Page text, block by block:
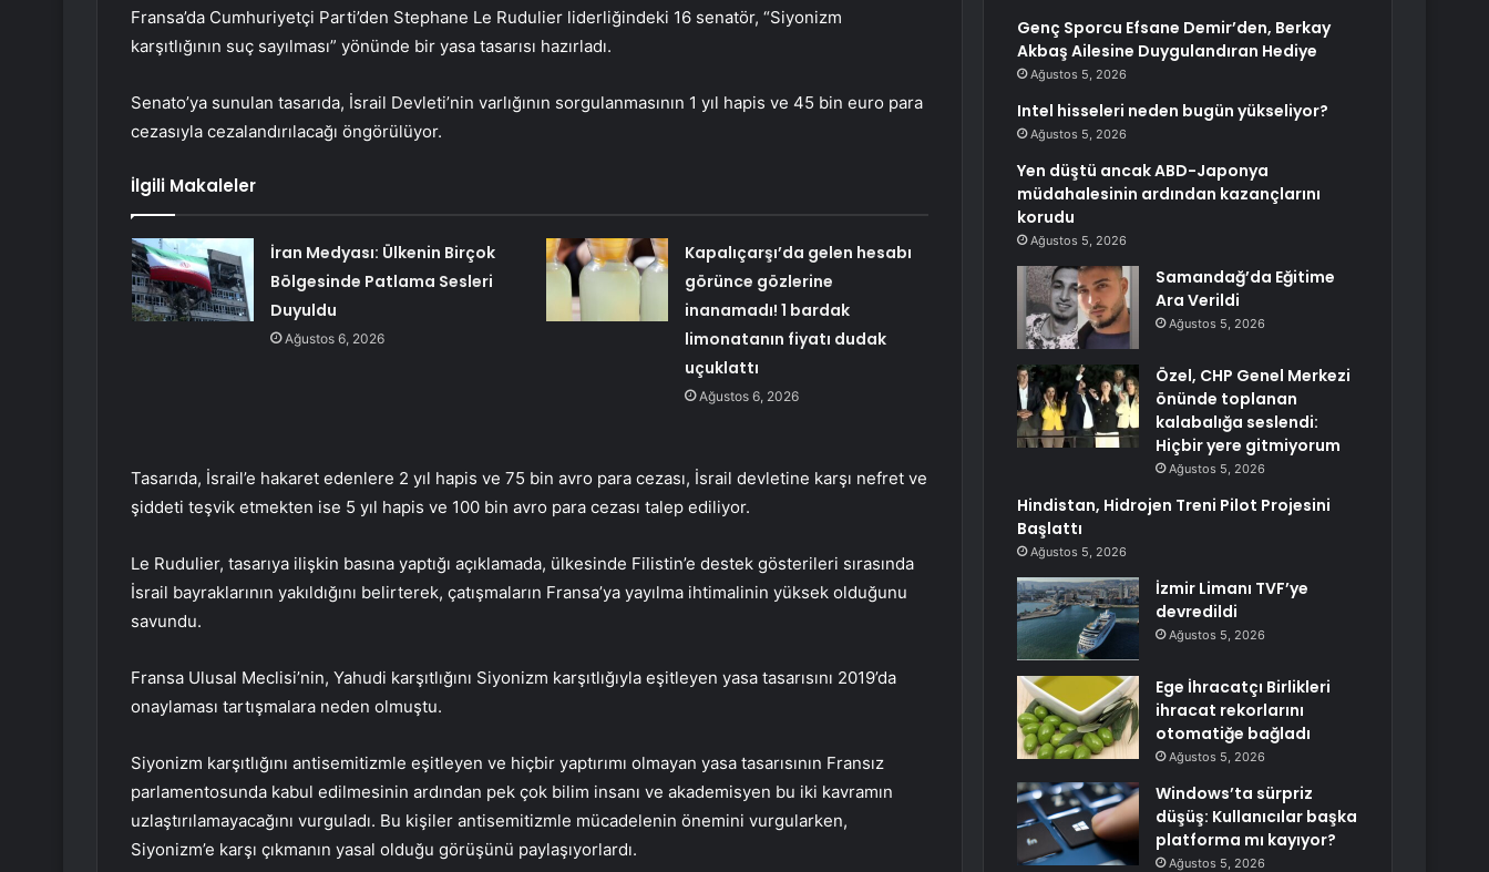
Fransa’da Cumhuriyetçi Parti’den Stephane Le Rudulier liderliğindeki 16 senatör, “Siyonizm
karşıtlığının suç sayılması” yönünde bir yasa tasarısı hazırladı.
Senato’ya sunulan tasarıda, İsrail Devleti’nin varlığının sorgulanmasının 1 yıl hapis ve 45 bin euro para
cezasıyla cezalandırılacağı öngörülüyor.
İlgili Makaleler
İran Medyası: Ülkenin Birçok
Bölgesinde Patlama Sesleri
Duyuldu
Ağustos 6, 2026
Kapalıçarşı’da gelen hesabı
görünce gözlerine
inanamadı! 1 bardak
limonatanın fiyatı dudak
uçuklattı
Ağustos 6, 2026
Tasarıda, İsrail’e hakaret edenlere 2 yıl hapis ve 75 bin avro para cezası, İsrail devletine karşı nefret ve
şiddeti teşvik etmekten ise 5 yıl hapis ve 100 bin avro para cezası talep ediliyor.
Le Rudulier, tasarıya ilişkin basına yaptığı açıklamada, ülkesinde Filistin’e destek gösterileri sırasında
İsrail bayraklarının yakıldığını belirterek, çatışmaların Fransa’ya yayılma ihtimalinin yüksek olduğunu
savundu.
Fransa Ulusal Meclisi’nin, Yahudi karşıtlığını Siyonizm karşıtlığıyla eşitleyen yasa tasarısını 2019’da
onaylaması tartışmalara neden olmuştu.
Siyonizm karşıtlığını antisemitizmle eşitleyen ve hiçbir yaptırımı olmayan yasa tasarısının Fransız
parlamentosunda kabul edilmesinin ardından pek çok bilim insanı ve akademisyen bu iki kavramın
uzlaştırılamayacağını vurguladı. Bu kişiler antisemitizmle mücadelenin önemini vurgularken,
Siyonizm’e karşı çıkmanın yasal olduğu görüşünü paylaşıyorlardı.
Genç Sporcu Efsane Demir’den, Berkay
Akbaş Ailesine Duygulandıran Hediye
Ağustos 5, 2026
Intel hisseleri neden bugün yükseliyor?
Ağustos 5, 2026
Yen düştü ancak ABD-Japonya
müdahalesinin ardından kazançlarını
korudu
Ağustos 5, 2026
Samandağ’da Eğitime
Ara Verildi
Ağustos 5, 2026
Özel, CHP Genel Merkezi
önünde toplanan
kalabalığa seslendi:
Hiçbir yere gitmiyorum
Ağustos 5, 2026
Hindistan, Hidrojen Treni Pilot Projesini
Başlattı
Ağustos 5, 2026
İzmir Limanı TVF’ye
devredildi
Ağustos 5, 2026
Ege İhracatçı Birlikleri
ihracat rekorlarını
otomatiğe bağladı
Ağustos 5, 2026
Windows’ta sürpriz
düşüş: Kullanıcılar başka
platforma mı kayıyor?
Ağustos 5, 2026